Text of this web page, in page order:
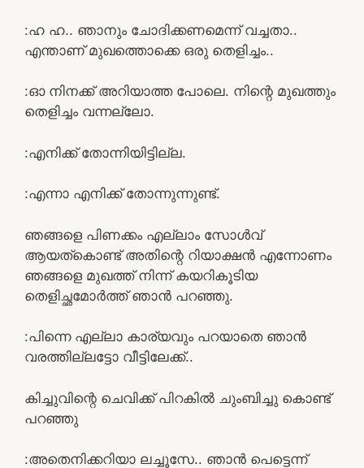
:ഹ ഹ.. ഞാനും ചോദിക്കണമെന്ന് വച്ചതാ..
എന്താണ് മുഖത്തൊക്കെ ഒരു തെളിച്ചം..
:ഓ നിനക്ക് അറിയാത്ത പോലെ. നിന്റെ മുഖത്തും
തെളിച്ചം വന്നല്ലോ.
:എനിക്ക് തോന്നിയിട്ടില്ല.
:എന്നാ എനിക്ക് തോന്നുന്നുണ്ട്.
ഞങ്ങളെ പിണക്കം എല്ലാം സോൾവ്
ആയത്കൊണ്ട് അതിന്റെ റിയാക്ഷൻ എന്നോണം
ഞങ്ങളെ മുഖത്ത് നിന്ന് കയറികൂടിയ
തെളിച്ഛമോർത്ത്‌ ഞാൻ പറഞ്ഞു.
:പിന്നെ എല്ലാ കാര്യവും പറയാതെ ഞാൻ
വരത്തില്ലട്ടോ വീട്ടിലേക്ക്..
കിച്ചുവിന്റെ ചെവിക്ക് പിറകിൽ ചുംബിച്ചു കൊണ്ട്
പറഞ്ഞു
:അതെനിക്കറിയാ ലച്ചൂസേ.. ഞാൻ പെട്ടെന്ന്